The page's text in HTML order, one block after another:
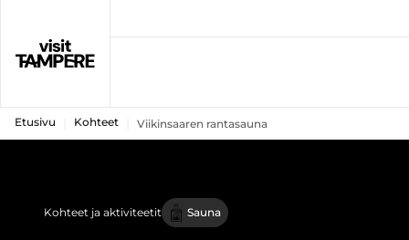
Etusivu Kohteet Viikinsaaren rantasauna
Kohteet ja aktiviteetit Sauna